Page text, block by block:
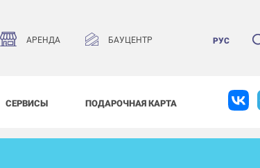
АРЕНДА БАУЦЕНТР РУС
СЕРВИСЫ ПОДАРОЧНАЯ КАРТА